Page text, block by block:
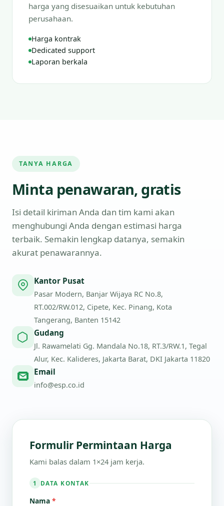
harga yang disesuaikan untuk kebutuhan
perusahaan.
Harga kontrak
Dedicated support
Laporan berkala
TANYA HARGA
Minta penawaran, gratis
Isi detail kiriman Anda dan tim kami akan
menghubungi Anda dengan estimasi harga
terbaik. Semakin lengkap datanya, semakin
akurat penawarannya.
Kantor Pusat
Pasar Modern, Banjar Wijaya RC No.8,
RT.002/RW.012, Cipete, Kec. Pinang, Kota
Tangerang, Banten 15142
Gudang
Jl. Rawamelati Gg. Mandala No.18, RT.3/RW.1, Tegal
Alur, Kec. Kalideres, Jakarta Barat, DKI Jakarta 11820
Email
info@esp.co.id
Formulir Permintaan Harga
Kami balas dalam 1×24 jam kerja.
1 DATA KONTAK
Nama *